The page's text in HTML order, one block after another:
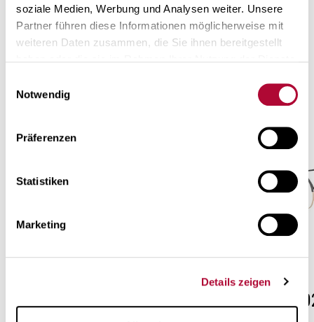
soziale Medien, Werbung und Analysen weiter. Unsere
Partner führen diese Informationen möglicherweise mit
weiteren Daten zusammen, die Sie ihnen bereitgestellt
Daten und Ihre Rechte zu erfahren
Notwendig
Präferenzen
Statistiken
Marketing
Details zeigen
metaal» collectie